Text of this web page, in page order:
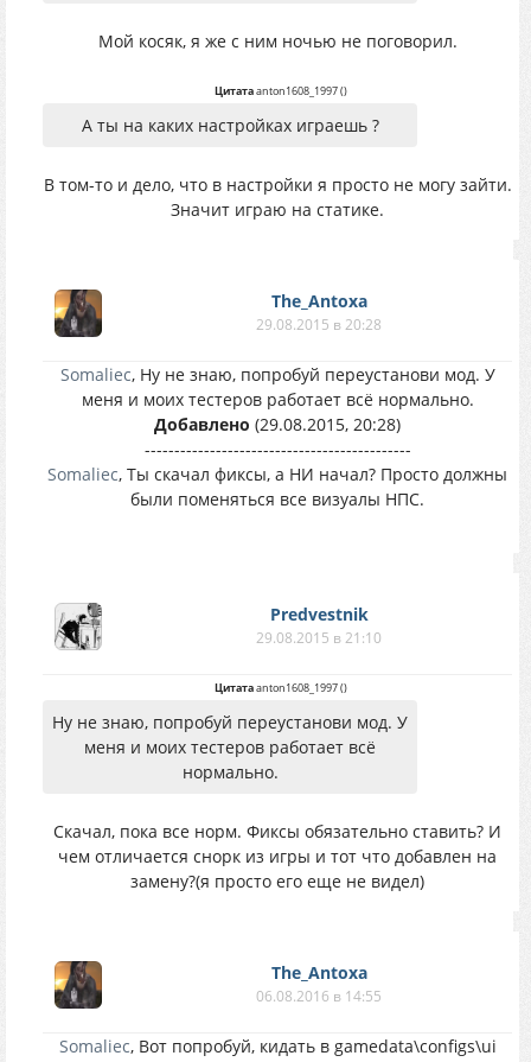
Мой косяк, я же с ним ночью не поговорил.
Цитатаanton1608_1997()
А ты на каких настройках играешь ?
В том-то и дело, что в настройки я просто не могу зайти.
Значит играю на статике.
The_Antoxa
29.08.2015 в 20:28
Somaliec, Ну не знаю, попробуй переустанови мод. У
меня и моих тестеров работает всё нормально.
Добавлено (29.08.2015, 20:28)
---------------------------------------------
Somaliec, Ты скачал фиксы, а НИ начал? Просто должны
были поменяться все визуалы НПС.
Predvestnik
29.08.2015 в 21:10
Цитатаanton1608_1997()
Ну не знаю, попробуй переустанови мод. У
меня и моих тестеров работает всё
нормально.
Скачал, пока все норм. Фиксы обязательно ставить? И
чем отличается снорк из игры и тот что добавлен на
замену?(я просто его еще не видел)
The_Antoxa
06.08.2016 в 14:55
Somaliec, Вот попробуй, кидать в gamedata\configs\ui